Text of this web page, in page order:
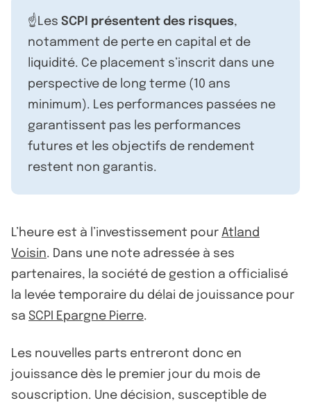
☝️Les SCPI présentent des risques,
notamment de perte en capital et de
liquidité. Ce placement s’inscrit dans une
perspective de long terme (10 ans
minimum). Les performances passées ne
garantissent pas les performances
futures et les objectifs de rendement
restent non garantis.
L’heure est à l’investissement pour Atland
Voisin. Dans une note adressée à ses
partenaires, la société de gestion a officialisé
la levée temporaire du délai de jouissance pour
sa SCPI Epargne Pierre.
Les nouvelles parts entreront donc en
jouissance dès le premier jour du mois de
souscription. Une décision, susceptible de